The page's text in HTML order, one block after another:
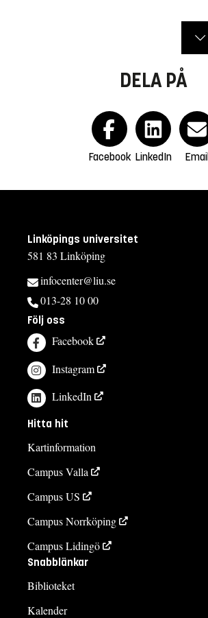
DELA PÅ
Facebook LinkedIn Email
Linköpings universitet
581 83 Linköping
infocenter@liu.se
013-28 10 00
Följ oss
Facebook
Instagram
LinkedIn
Hitta hit
Kartinformation
Campus Valla
Campus US
Campus Norrköping
Campus Lidingö
Snabblänkar
Biblioteket
Kalender